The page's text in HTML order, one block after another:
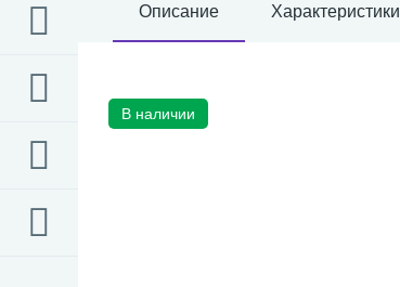
Описание Характеристики
В наличии